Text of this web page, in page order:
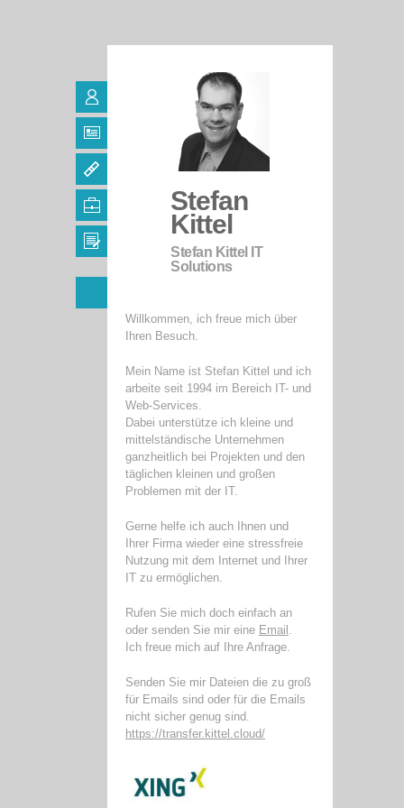
Stefan
Kittel
Stefan Kittel IT
Solutions
Willkommen, ich freue mich über
Ihren Besuch.
Mein Name ist Stefan Kittel und ich
arbeite seit 1994 im Bereich IT- und
Web-Services.
Dabei unterstütze ich kleine und
mittelständische Unternehmen
ganzheitlich bei Projekten und den
täglichen kleinen und großen
Problemen mit der IT.
Gerne helfe ich auch Ihnen und
Ihrer Firma wieder eine stressfreie
Nutzung mit dem Internet und Ihrer
IT zu ermöglichen.
Rufen Sie mich doch einfach an
oder senden Sie mir eine Email .
Ich freue mich auf Ihre Anfrage.
Senden Sie mir Dateien die zu groß
für Emails sind oder für die Emails
nicht sicher genug sind.
https://transfer.kittel.cloud/